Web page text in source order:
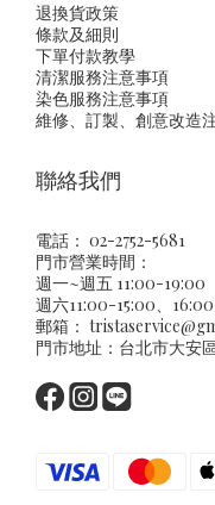
退換貨政策
條款及細則
下單付款教學
清潔服務注意事項
染色服務注意事項
維修、訂製、創意改造
聯絡我們
電話： 02-2752-5681
門市營業時間：
週一~週五 11:00-19:00
週六11:00-15:00、
郵箱：
門市地址：台北市大安